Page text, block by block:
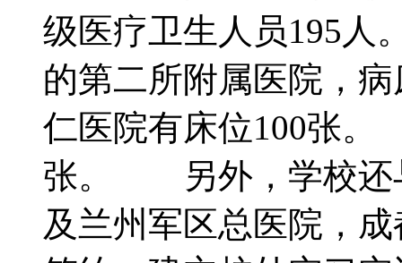
级医疗卫生人员195
的第二所附属医院
仁医院有床位100张
张。 另外，学校还
及兰州军区总医院，